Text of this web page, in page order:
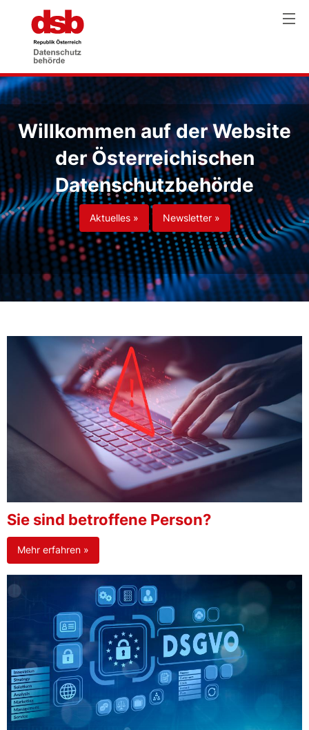
Willkommen auf der Website
der Österreichischen
Datenschutzbehörde
Aktuelles » Newsletter »
Sie sind betroffene Person?
Mehr erfahren »